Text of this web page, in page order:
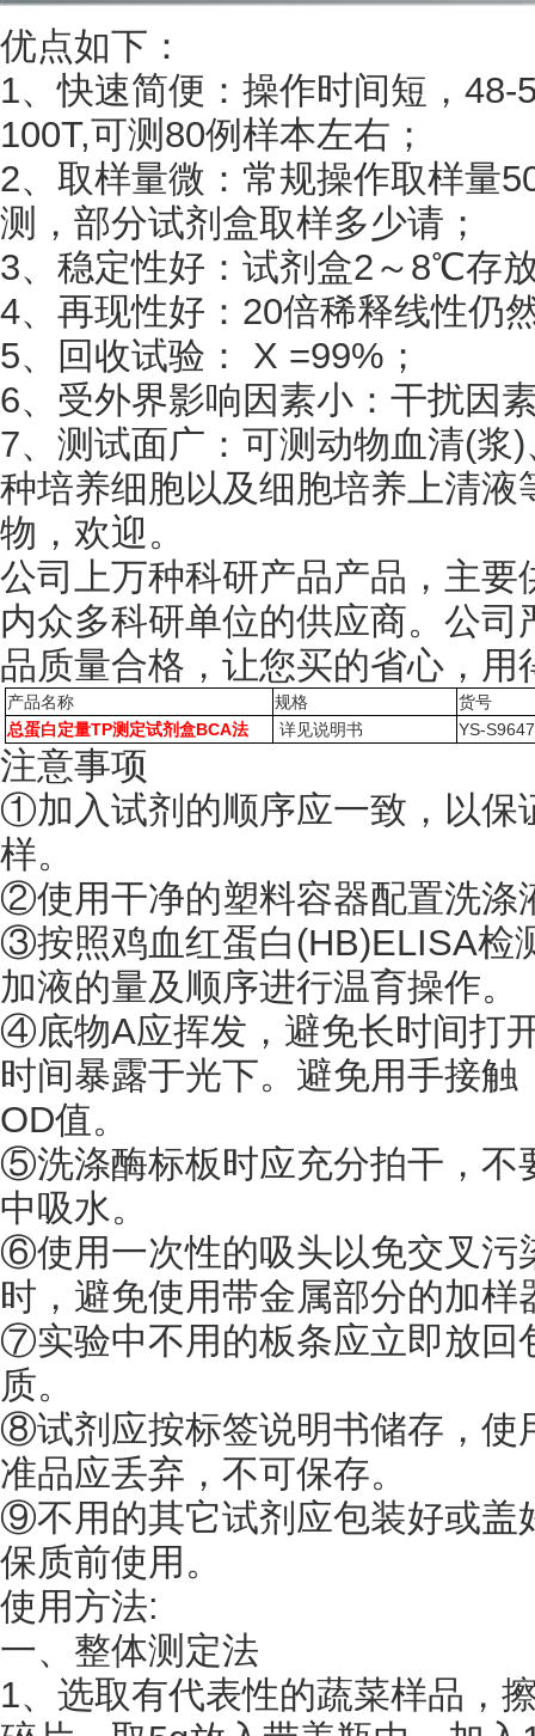
优点如下：
1、快速简便：操作时间短，
100T,可测80例样本左右；
2、取样量微：常规操作取样量
测，部分试剂盒取样多少请；
3、稳定性好：试剂盒2～8℃存
4、再现性好：20倍稀释线性仍
5、回收试验： X =99%；
6、受外界影响因素小：干扰因
7、测试面广：可测动物血清(浆
种培养细胞以及细胞培养上清
物，欢迎。
公司上万种科研产品产品，主
内众多科研单位的供应商。公
品质量合格，让您买的省心，用
产品名称 规格
货号
总蛋白定量TP测定试剂盒BCA法
详见说明书 YS-
注意事项
①加入试剂的顺序应一致，以保
样。
②使用干净的塑料容器配置洗涤
③按照鸡血红蛋白(HB)ELISA检
加液的量及顺序进行温育操作。
④底物A应挥发，避免长时间打
时间暴露于光下。避免用手接
OD值。
⑤洗涤酶标板时应充分拍干，不
中吸水。
⑥使用一次性的吸头以免交叉污
时，避免使用带金属部分的加样
⑦实验中不用的板条应立即放回
质。
⑧试剂应按标签说明书储存，使
准品应丢弃，不可保存。
⑨不用的其它试剂应包装好或盖
保质前使用。
使用方法:
一、整体测定法
1、选取有代表性的蔬菜样品，